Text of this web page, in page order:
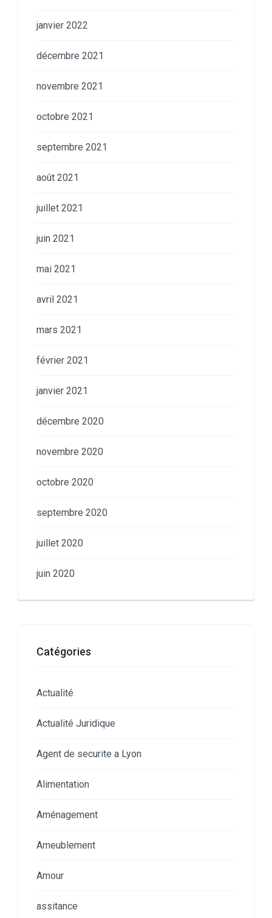
janvier 2022
décembre 2021
novembre 2021
octobre 2021
septembre 2021
août 2021
juillet 2021
juin 2021
mai 2021
avril 2021
mars 2021
février 2021
janvier 2021
décembre 2020
novembre 2020
octobre 2020
septembre 2020
juillet 2020
juin 2020
Catégories
Actualité
Actualité Juridique
Agent de securite a Lyon
Alimentation
Aménagement
Ameublement
Amour
assitance